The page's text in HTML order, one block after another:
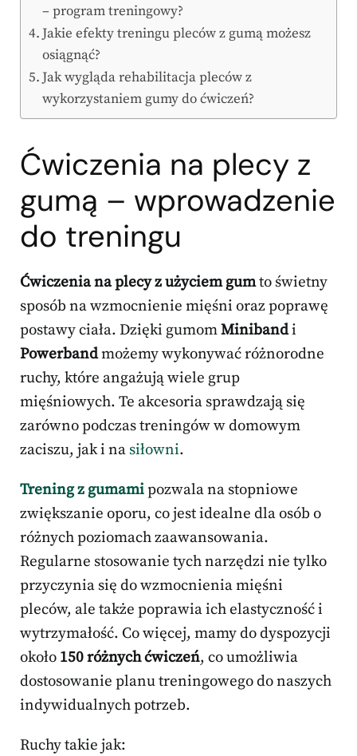
– program treningowy?
Jakie efekty treningu pleców z gumą możesz
osiągnąć?
Jak wygląda rehabilitacja pleców z
wykorzystaniem gumy do ćwiczeń?
Ćwiczenia na plecy z
gumą – wprowadzenie
do treningu
Ćwiczenia na plecy z użyciem gumto świetny
sposób na wzmocnienie mięśni oraz poprawę
postawy ciała. Dzięki gumomMinibandi
Powerbandmożemy wykonywać różnorodne
ruchy, które angażują wiele grup
mięśniowych. Te akcesoria sprawdzają się
zarówno podczas treningów w domowym
zaciszu, jak i na siłowni.
Trening z gumamipozwala na stopniowe
zwiększanie oporu, co jest idealne dla osób o
różnych poziomach zaawansowania.
Regularne stosowanie tych narzędzi nie tylko
przyczynia się do wzmocnienia mięśni
pleców, ale także poprawia ich elastyczność i
wytrzymałość. Co więcej, mamy do dyspozycji
około 150 różnych ćwiczeń, co umożliwia
dostosowanie planu treningowego do naszych
indywidualnych potrzeb.
Ruchy takie jak: